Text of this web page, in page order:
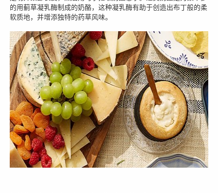
的用蓟草凝乳酶制成的奶酪，这种凝乳酶有助于创造出布丁般的柔
软质地，并增添独特的药草风味。